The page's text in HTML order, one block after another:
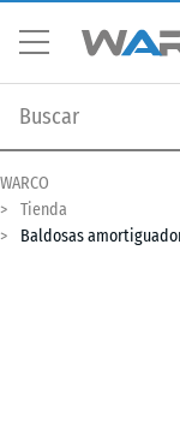
WARCO
Tienda
Baldosas